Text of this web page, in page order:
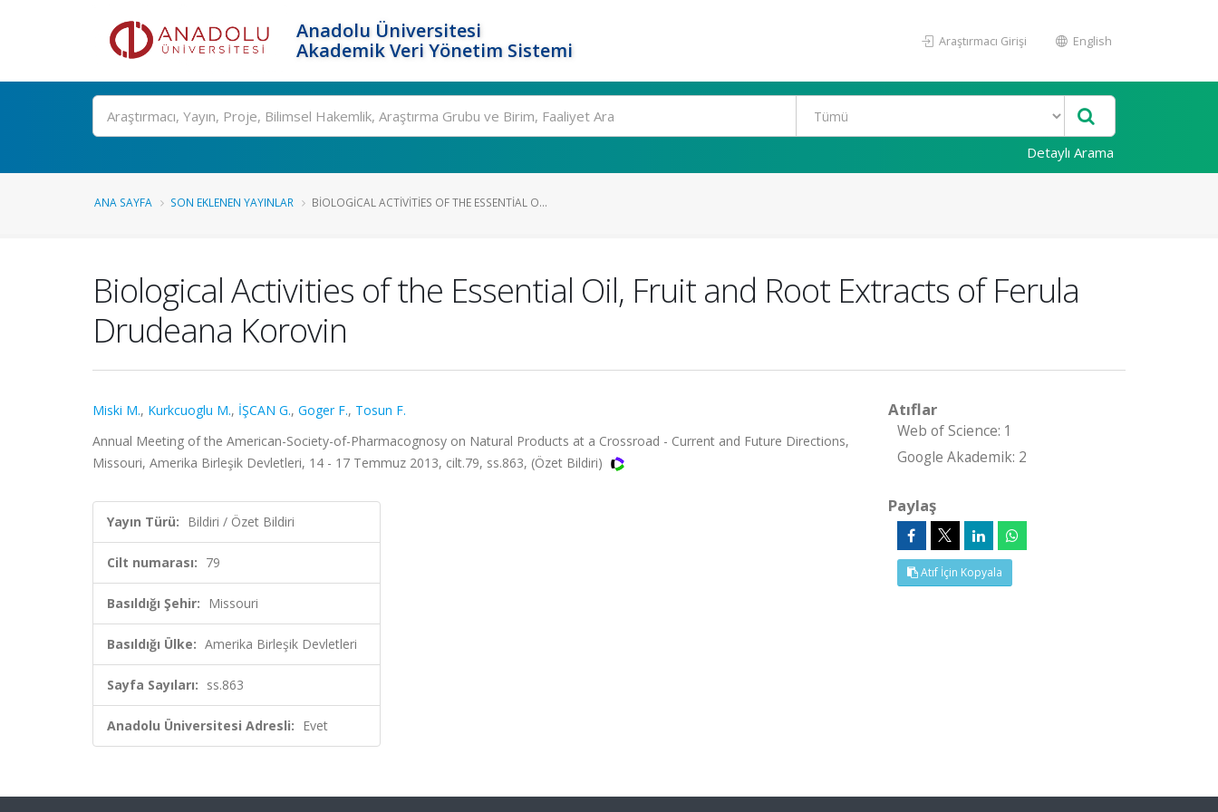
Anadolu Üniversitesi
Akademik Veri Yönetim Sistemi
Araştırmacı Girişi English
Ara
Detaylı Arama
ANA SAYFA SON EKLENEN YAYINLAR BIOLOGICAL ACTIVITIES OF THE ESSENTIAL O...
Biological Activities of the Essential Oil, Fruit and Root Extracts of Ferula
Drudeana Korovin
Miski M., Kurkcuoglu M., İŞCAN G., Goger F., Tosun F.
Annual Meeting of the American-Society-of-Pharmacognosy on Natural Products at a Crossroad - Current and Future Directions,
Missouri, Amerika Birleşik Devletleri, 14 - 17 Temmuz 2013, cilt.79, ss.863, (Özet Bildiri)
Yayın Türü: Bildiri / Özet Bildiri
Cilt numarası: 79
Basıldığı Şehir: Missouri
Basıldığı Ülke: Amerika Birleşik Devletleri
Sayfa Sayıları: ss.863
Anadolu Üniversitesi Adresli: Evet
Atıflar
Web of Science: 1
Google Akademik: 2
Paylaş
Atıf İçin Kopyala